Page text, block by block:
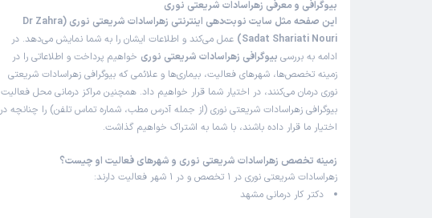
بیوگرافی و معرفی زهراسادات شریعتی نوری
این صفحه مثل سایت نوبت‌دهی اینترنتی زهراسادات شریعتی نوری (Dr Zahra
Sadat Shariati Nouri)
عمل می‌کند و اطلاعات ایشان را به شما نمایش می‌دهد. در
ادامه به بررسی بیوگرافی زهراسادات شریعتی نوری خواهیم پرداخت و اطلاعاتی را در
زمینه تخصص‌ها، شهرهای فعالیت، بیماری‌ها و علائمی که بیوگرافی زهراسادات شریعتی
نوری درمان می‌کنند، در اختیار شما قرار خواهیم داد. همچنین مراکز درمانی محل فعالیت
بیوگرافی زهراسادات شریعتی نوری (از جمله آدرس مطب، شماره تماس تلفن) را چنانچه در
اختیار ما قرار داده باشند، با شما به اشتراک خواهیم گذاشت.
زمینه تخصص زهراسادات شریعتی نوری و شهرهای فعالیت او چیست؟
زهراسادات شریعتی نوری در 1 تخصص و در 1 شهر فعالیت دارند:
دکتر کار درمانی مشهد